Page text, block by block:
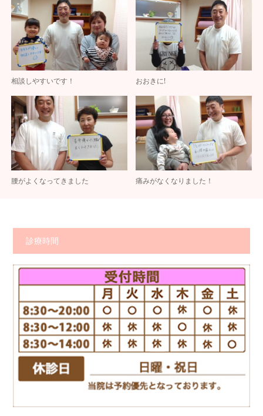
相談しやすいです！ おおきに!
腰がよくなってきました 痛みがなくなりました！
診療時間